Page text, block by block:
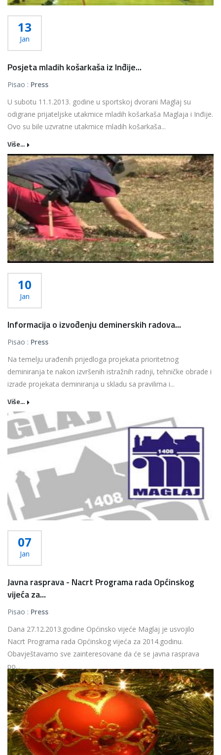
13
Jan
Posjeta mladih košarkaša iz Inđije...
Pisao : Press
U subotu 11.1.2013. godine u sportskoj dvorani Maglaj su
odigrane prijateljske utakmice mladih košarkaša Maglaja i Inđije.
Ovo su bile uzvratne utakmice mladih košarkaša...
Više...
10
Jan
Informacija o izvođenju deminerskih radova...
Pisao : Press
Na temelju urađenih prijedloga projekata prioritetnog
deminiranja te nakon izvršenih istražnih radnji, tehničke obrade i
izrade projekata deminiranja u skladu sa pravilima i...
Više...
07
Jan
Javna rasprava - Nacrt Programa rada Općinskog
vijeća za...
Pisao : Press
Dana 27.12.2013.godine Općinsko vijeće Maglaj je usvojilo
Nacrt Programa rada Općinskog vijeća za 2014.godinu.
Obavještavamo sve zainteresovane da će se javna rasprava
po...
Više...